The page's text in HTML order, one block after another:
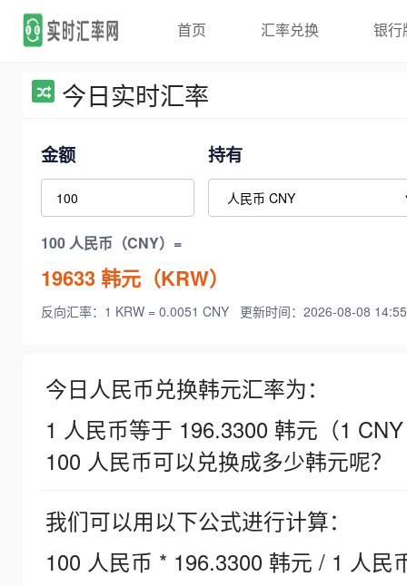
首页 汇率兑换 银行
今日实时汇率
金额 持有
100 人民币（CNY）=
19633韩元（KRW）
反向汇率：1 KRW = 0.0051 CNY 更新时间：2026-08-08
今日人民币兑换韩元汇率为：
1 人民币等于 196.3300 韩元（1
100 人民币可以兑换成多少韩元呢？
我们可以用以下公式进行计算：
100 人民币 * 196.3300 韩元 / 1 人民